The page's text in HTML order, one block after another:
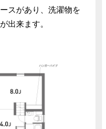
スがあり、洗濯物を
出来ます。